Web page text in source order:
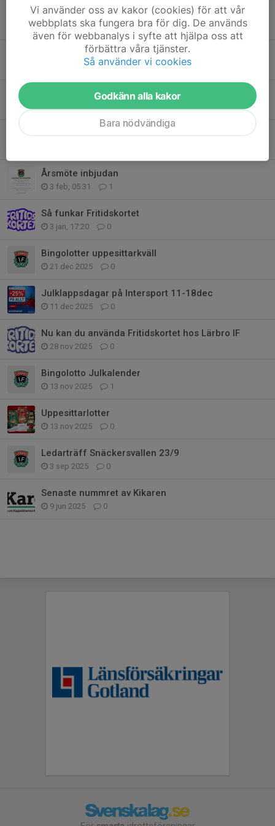
Newbody förlängd tid
4 maj, 17:10 6
Newbody och fagning
27 apr, 18:31 2
Fagning 1 Maj Hammarsänget
Årsmöte inbjudan
3 feb, 05:31 1
Så funkar Fritidskortet
3 jan, 17:20 0
Bingolotter uppesittarkväll
21 dec 2025 0
Julklappsdagar på Intersport 11-18dec
11 dec 2025 0
Nu kan du använda Fritidskortet hos Lärbro IF
28 nov 2025 0
Bingolotto Julkalender
13 nov 2025 1
Uppesittarlotter
13 nov 2025 0
Ledarträff Snäckersvallen 23/9
3 sep 2025 0
Senaste nummret av Kikaren
9 jun 2025 0
Vi använder oss av kakor (cookies) för att vår
webbplats ska fungera bra för dig. De används
även för webbanalys i syfte att hjälpa oss att
förbättra våra tjänster.
Så använder vi cookies
Godkänn alla kakor
Bara nödvändiga